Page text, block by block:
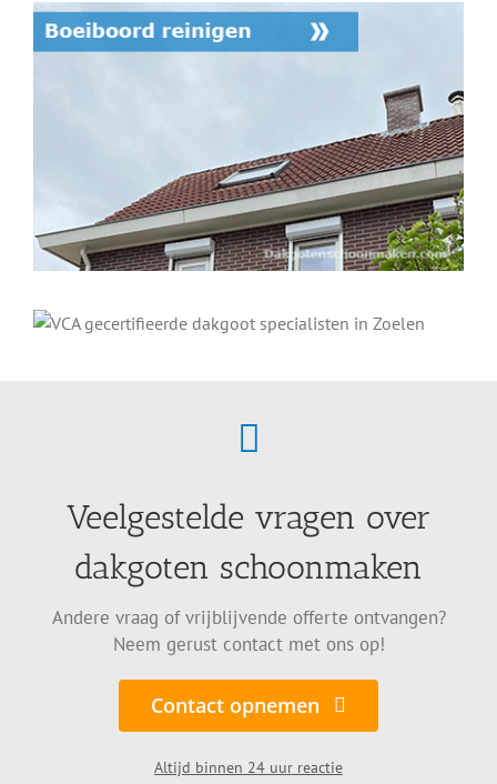
Veelgestelde vragen over
dakgoten schoonmaken
Andere vraag of vrijblijvende offerte ontvangen?
Neem gerust contact met ons op!
Contact opnemen
Altijd binnen 24 uur reactie